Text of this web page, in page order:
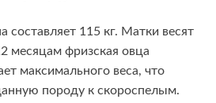
составляет 115 кг. Матки весят
месяцам фризская овца
максимального веса, что
породу к скороспелым.